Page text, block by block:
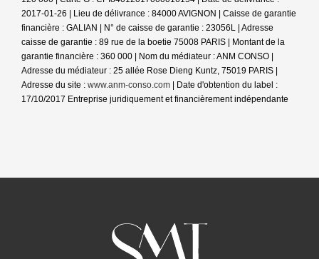
2017-01-26 | Lieu de délivrance : 84000 AVIGNON | Caisse de garantie
financière : GALIAN | N° de caisse de garantie : 23056L | Adresse
caisse de garantie : 89 rue de la boetie 75008 PARIS | Montant de la
garantie financière : 360 000 | Nom du médiateur : ANM CONSO |
Adresse du médiateur : 25 allée Rose Dieng Kuntz, 75019 PARIS |
Adresse du site : www.anm-conso.com | Date d'obtention du label :
17/10/2017 Entreprise juridiquement et financièrement indépendante